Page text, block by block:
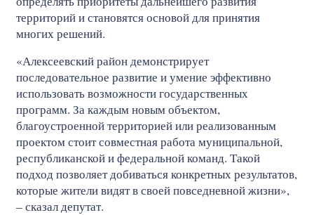
территорий и становятся основой для принятия
многих решений.
«Алексеевский район демонстрирует
последовательное развитие и умение эффективно
использовать возможности государственных
программ. За каждым новым объектом,
благоустроенной территорией или реализованным
проектом стоит совместная работа муниципальной,
республиканской и федеральной команд. Такой
подход позволяет добиваться конкретных результатов,
которые жители видят в своей повседневной жизни»,
– сказал депутат.